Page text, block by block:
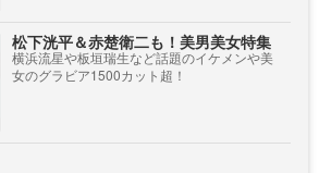
松下洸平＆赤楚衛二も！美男美女特集
横浜流星や板垣瑞生など話題のイケメンや美
女のグラビア1500カット超！